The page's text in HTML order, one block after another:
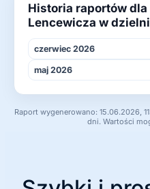
Historia raportów dla
Lencewicza w
czerwiec 2026
maj 2026
Raport wygenerowano: 15.06.2026,
dni. Wartości